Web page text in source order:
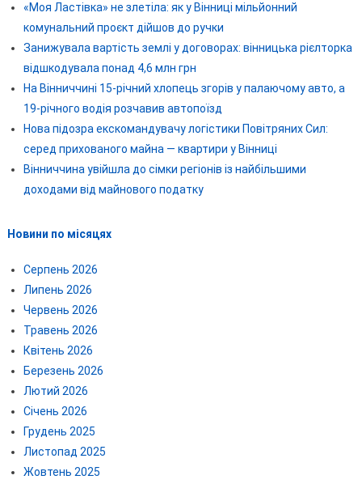
«Моя Ластівка» не злетіла: як у Вінниці мільйонний
комунальний проєкт дійшов до ручки
Занижувала вартість землі у договорах: вінницька рієлторка
відшкодувала понад 4,6 млн грн
На Вінниччині 15-річний хлопець згорів у палаючому авто, а
19-річного водія розчавив автопоїзд
Нова підозра екскомандувачу логістики Повітряних Сил:
серед прихованого майна — квартири у Вінниці
Вінниччина увійшла до сімки регіонів із найбільшими
доходами від майнового податку
Новини по місяцях
Серпень 2026
Липень 2026
Червень 2026
Травень 2026
Квітень 2026
Березень 2026
Лютий 2026
Січень 2026
Грудень 2025
Листопад 2025
Жовтень 2025